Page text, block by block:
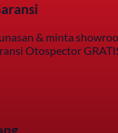
& minta
Otospector